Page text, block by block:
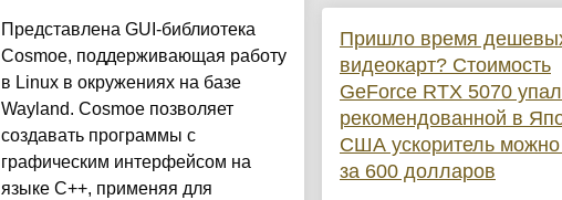
Представлена GUI-библиотека
Cosmoe, поддерживающая работу
в Linux в окружениях на базе
Wayland. Cosmoe позволяет
создавать программы с
графическим интерфейсом на
языке C++, применяя для
Пришло время
видеокарт? Стоимость
GeForce RTX 5070
рекомендованной в
США ускоритель можно
за 600 долларов